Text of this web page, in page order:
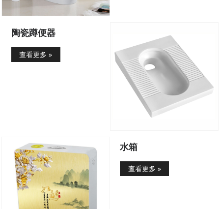
陶瓷蹲便器
查看更多 »
水箱
查看更多 »